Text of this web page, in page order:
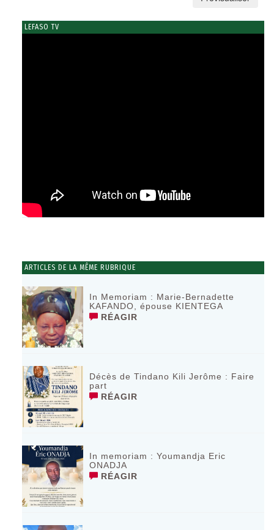
LEFASO TV
ARTICLES DE LA MÊME RUBRIQUE
In Memoriam : Marie-Bernadette
KAFANDO, épouse KIENTEGA
RÉAGIR
Décès de Tindano Kili Jerôme : Faire
part
RÉAGIR
In memoriam : Youmandja Eric
ONADJA
RÉAGIR